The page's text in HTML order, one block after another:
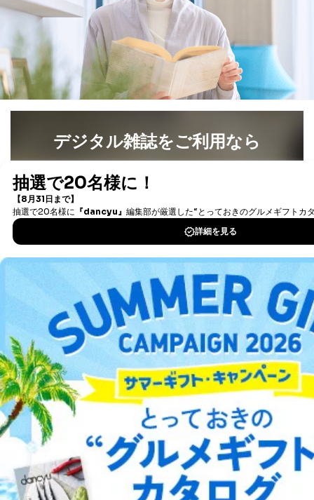
デジタル雑誌をご利用なら
書籍）が無料で読み放題！
DOWNLOAD FOR IOS
DOWNLOAD FOR ANDROID
ご利用方法はこちら
総合案内
アフィリエイト 採用情報
プレスリリース お問い合わせ
利用規約プライバシーポリシー 特定商取引法に基づく表示
出版社の皆様へ
投資家の皆様へサイトマップ